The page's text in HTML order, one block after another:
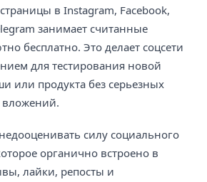
в Instagram, Facebook,
занимает считанные
бесплатно. Это делает соцсети
для тестирования новой
или продукта без серьезных
силу социального
органично встроено в
лайки, репосты и